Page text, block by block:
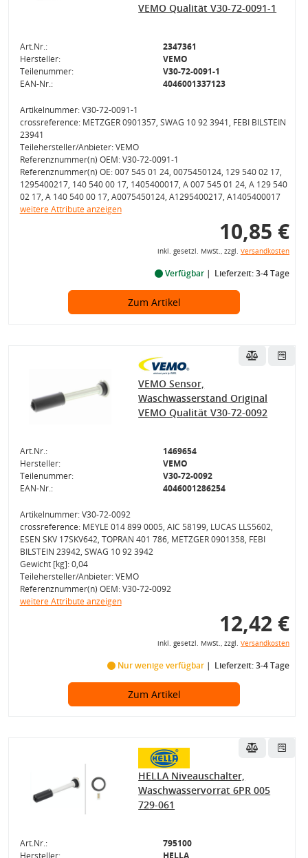
VEMO Qualität V30-72-0091-1
Art.Nr.:
2347361
Hersteller:
VEMO
Teilenummer:
V30-72-0091-1
EAN-Nr.:
4046001337123
Artikelnummer: V30-72-0091-1
crossreference: METZGER 0901357, SWAG 10 92 3941, FEBI BILSTEIN
23941
Teilehersteller/Anbieter: VEMO
Referenznummer(n) OEM: V30-72-0091-1
Referenznummer(n) OE: 007 545 01 24, 0075450124, 129 540 02 17,
1295400217, 140 540 00 17, 1405400017, A 007 545 01 24, A 129 540
02 17, A 140 540 00 17, A0075450124, A1295400217, A1405400017
weitere Attribute anzeigen
10,85 €
inkl. gesetzl. MwSt., zzgl. Versandkosten
Verfügbar Lieferzeit: 3-4 Tage
Zum Artikel
VEMO Sensor,
Waschwasserstand Original
VEMO Qualität V30-72-0092
Art.Nr.:
1469654
Hersteller:
VEMO
Teilenummer:
V30-72-0092
EAN-Nr.:
4046001286254
Artikelnummer: V30-72-0092
crossreference: MEYLE 014 899 0005, AIC 58199, LUCAS LLS5602,
ESEN SKV 17SKV642, TOPRAN 401 786, METZGER 0901358, FEBI
BILSTEIN 23942, SWAG 10 92 3942
Gewicht [kg]: 0,04
Teilehersteller/Anbieter: VEMO
Referenznummer(n) OEM: V30-72-0092
weitere Attribute anzeigen
12,42 €
inkl. gesetzl. MwSt., zzgl. Versandkosten
Nur wenige verfügbar Lieferzeit: 3-4 Tage
Zum Artikel
HELLA Niveauschalter,
Waschwasservorrat 6PR 005
729-061
Art.Nr.:
795100
Hersteller:
HELLA